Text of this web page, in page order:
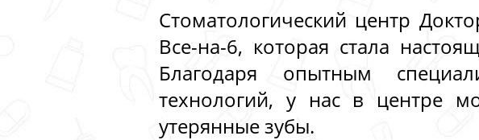
Стоматологический центр
Все-на-6, которая стала
Благодаря опытным
технологий, у нас в центре
утерянные зубы.